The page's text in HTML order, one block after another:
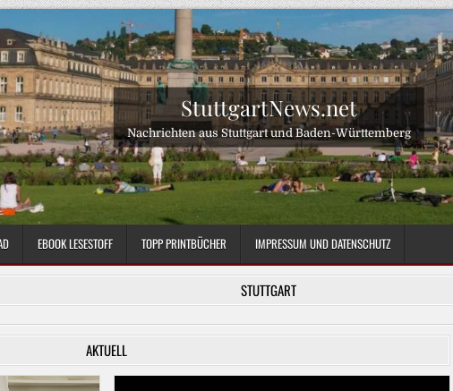
StuttgartNews.net
Nachrichten aus Stuttgart und Baden-Württemberg
EBOOK LESESTOFF TOPP PRINTBÜCHER IMPRESSUM UND DATENSCHUTZ
STUTTGART
AKTUELL